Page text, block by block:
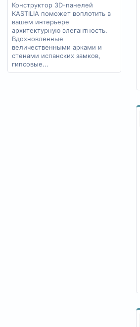
с растениями +380
с узорами +130
с цветами +229
сюжеты +44
фактура +47
Конструктор 3D-панелей
KASTILIA поможет воплотить в
вашем интерьере
архитектурную элегантность.
Вдохновленные
величественными арками и
стенами испанских замков,
гипсовые...